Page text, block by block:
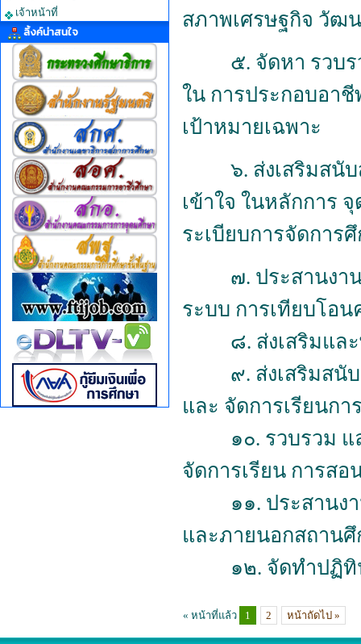
เจ้าหน้าที่
ลิ้งค์น่าสนใจ
สภาพเศรษฐกิจ วัฒ
๕. จัดหา รวบ
ใน การประกอบอา
เป้าหมายเฉพาะ
๖. ส่งเสริมสนั
เข้าใจ ในหลักการ
ระเบียบการจัดการ
๗. ประสานงา
ระบบ การเทียบโอ
๘. ส่งเสริมแล
๙. ส่งเสริมสนั
และ จัดการเรียนก
๑๐. รวบรวม
จัดการเรียน การส
๑๑. ประสานง
และภายนอกสถานศึ
๑๒. จัดทำปฏิทิ
« หน้าที่แล้ว 1 2 หน้าถัดไป »